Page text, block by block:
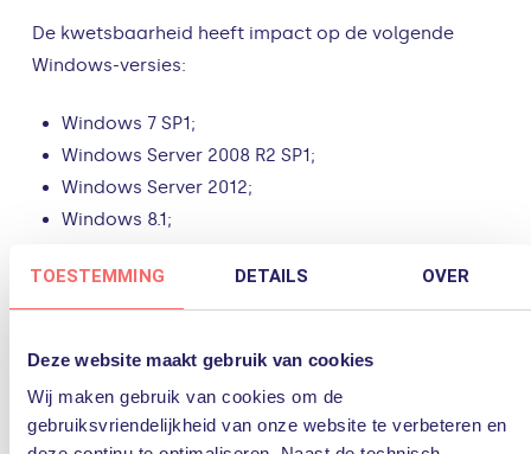
TOESTEMMING DETAILS OVER
Deze website maakt gebruik van cookies
Wij maken gebruik van cookies om de
gebruiksvriendelijkheid van onze website te verbeteren en
De kwetsbaarheid heeft impact op de volgende
Windows-versies:
Windows 7 SP1;
Windows Server 2008 R2 SP1;
Windows Server 2012;
Windows 8.1;
Alle ondersteunde versies van Windows 10 en
tevens de server versie, zoals Windows 2016 en
Wat doet PQR eraan?